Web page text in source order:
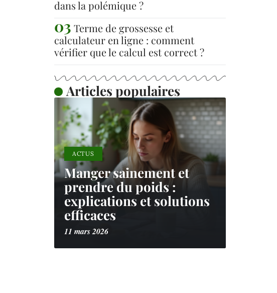
dans la polémique ?
Terme de grossesse et
calculateur en ligne : comment
vérifier que le calcul est correct ?
Articles populaires
ACTUS
Manger sainement et
prendre du poids :
explications et solutions
efficaces
11 mars 2026